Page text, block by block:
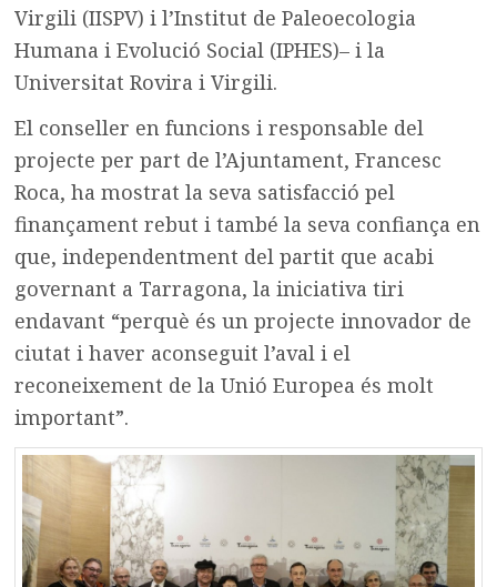
Virgili (IISPV) i l’Institut de Paleoecologia
Humana i Evolució Social (IPHES)– i la
Universitat Rovira i Virgili.
El conseller en funcions i responsable del
projecte per part de l’Ajuntament, Francesc
Roca, ha mostrat la seva satisfacció pel
finançament rebut i també la seva confiança en
que, independentment del partit que acabi
governant a Tarragona, la iniciativa tiri
endavant “perquè és un projecte innovador de
ciutat i haver aconseguit l’aval i el
reconeixement de la Unió Europea és molt
important”.